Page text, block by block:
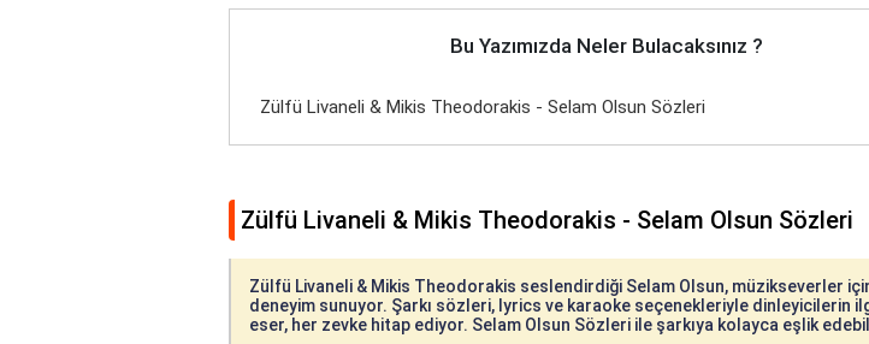
Bu Yazımızda Neler Bulacaksınız ?
Zülfü Livaneli & Mikis Theodorakis - Selam Olsun Sözleri
Zülfü Livaneli & Mikis Theodorakis - Selam Olsun Sözleri
Zülfü Livaneli & Mikis Theodorakis seslendirdiği Selam Olsun, müzikseverler
deneyim sunuyor. Şarkı sözleri, lyrics ve karaoke seçenekleriyle dinleyicilerin
eser, her zevke hitap ediyor. Selam Olsun Sözleri ile şarkıya kolayca eşlik